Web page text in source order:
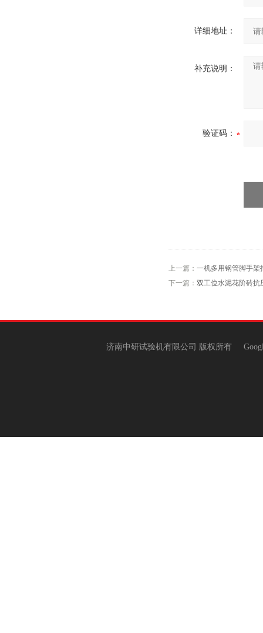
详细地址：
补充说明：
验证码：
上一篇： 一机多用钢管脚手架
下一篇： 双工位水泥花阶砖抗
济南中研试验机有限公司 版权所有